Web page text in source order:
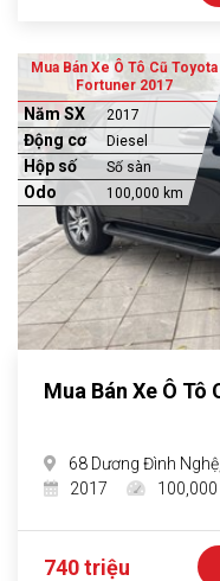
Mua Bán Xe Ô Tô Cũ Toyota
Fortuner 2017
Năm SX 2017
Động cơ Diesel
Hộp số Số sàn
Odo 100,000 km
Mua Bán Xe Ô
68 Dương Đình
2017
740 triệu